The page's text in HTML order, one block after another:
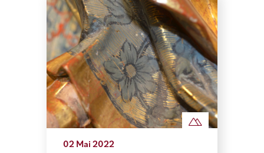
02 Mai 2022